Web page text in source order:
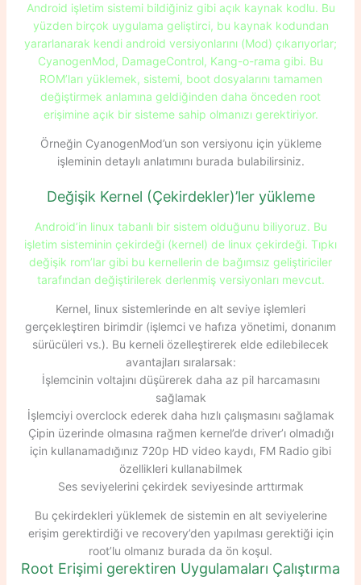
Android işletim sistemi bildiğiniz gibi açık kaynak kodlu. Bu
yüzden birçok uygulama geliştirci, bu kaynak kodundan
yararlanarak kendi android versiyonlarını (Mod) çıkarıyorlar;
CyanogenMod, DamageControl, Kang-o-rama gibi. Bu
ROM’ları yüklemek, sistemi, boot dosyalarını tamamen
değiştirmek anlamına geldiğinden daha önceden root
erişimine açık bir sisteme sahip olmanızı gerektiriyor.
Örneğin CyanogenMod’un son versiyonu için yükleme
işleminin detaylı anlatımını burada bulabilirsiniz.
Değişik Kernel (Çekirdekler)’ler yükleme
Android’in linux tabanlı bir sistem olduğunu biliyoruz. Bu
işletim sisteminin çekirdeği (kernel) de linux çekirdeği. Tıpkı
değişik rom’lar gibi bu kernellerin de bağımsız geliştiriciler
tarafından değiştirilerek derlenmiş versiyonları mevcut.
Kernel, linux sistemlerinde en alt seviye işlemleri
gerçekleştiren birimdir (işlemci ve hafıza yönetimi, donanım
sürücüleri vs.). Bu kerneli özelleştirerek elde edilebilecek
avantajları sıralarsak:
İşlemcinin voltajını düşürerek daha az pil harcamasını
sağlamak
İşlemciyi overclock ederek daha hızlı çalışmasını sağlamak
Çipin üzerinde olmasına rağmen kernel’de driver’ı olmadığı
için kullanamadığınız 720p HD video kaydı, FM Radio gibi
özellikleri kullanabilmek
Ses seviyelerini çekirdek seviyesinde arttırmak
Bu çekirdekleri yüklemek de sistemin en alt seviyelerine
erişim gerektirdiği ve recovery’den yapılması gerektiği için
root’lu olmanız burada da ön koşul.
Root Erişimi gerektiren Uygulamaları Çalıştırma